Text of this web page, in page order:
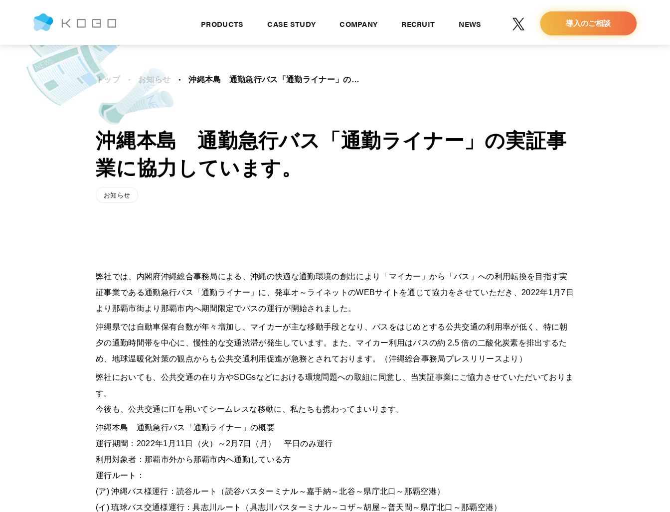
PRODUCTS CASE STUDY COMPANY RECRUIT NEWS 導入のご相談
トップ お知らせ 沖縄本島 通勤急行バス「通勤ライナー」の実証事業に協力しています。
沖縄本島 通勤急行バス「通勤ライナー」の実証事
業に協力しています。
お知らせ
弊社では、内閣府沖縄総合事務局による、沖縄の快適な通勤環境の創出により「マイカー」から「バス」への利用転換を目指す実
証事業である通勤急行バス「通勤ライナー」に、発車オ～ライネットのWEBサイトを通じて協力をさせていただき、2022年1月7日
より那覇市街より那覇市内へ期間限定でバスの運行が開始されました。
沖縄県では自動車保有台数が年々増加し、マイカーが主な移動手段となり、バスをはじめとする公共交通の利用率が低く、特に朝
夕の通勤時間帯を中心に、慢性的な交通渋滞が発生しています。また、マイカー利用はバスの約 2.5 倍の二酸化炭素を排出するた
め、地球温暖化対策の観点からも公共交通利用促進が急務とされております。（沖縄総合事務局プレスリリースより）
弊社においても、公共交通の在り方やSDGsなどにおける環境問題への取組に同意し、当実証事業にご協力させていただいておりま
す。
今後も、公共交通にITを用いてシームレスな移動に、私たちも携わってまいります。
沖縄本島 通勤急行バス「通勤ライナー」の概要
運行期間：2022年1月11日（火）～2月7日（月） 平日のみ運行
利用対象者：那覇市外から那覇市内へ通勤している方
運行ルート：
(ア) 沖縄バス様運行：読谷ルート（読谷バスターミナル～嘉手納～北谷～県庁北口～那覇空港）
(イ) 琉球バス交通様運行：具志川ルート（具志川バスターミナル～コザ～胡屋～普天間～県庁北口～那覇空港）